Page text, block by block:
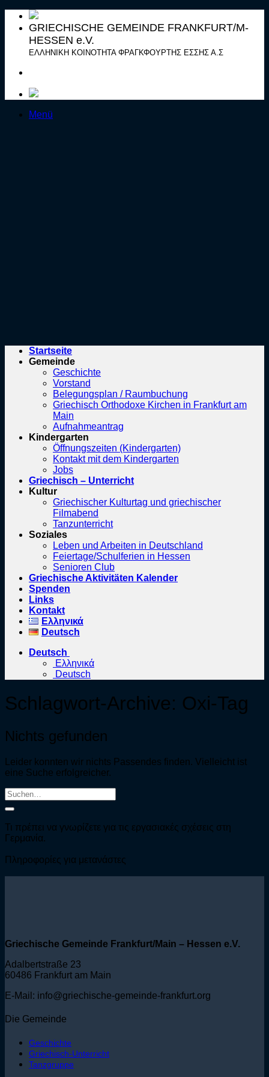
Zum
Inhalt
springen
GRIECHISCHE GEMEINDE FRANKFURT/M-
HESSEN e.V.
ΕΛΛΗΝΙΚΗ ΚΟΙΝΟΤΗΤΑ ΦΡΑΓΚΦΟΥΡΤΗΣ ΕΣΣΗΣ Α.Σ
Menü
Startseite
Gemeinde
Geschichte
Vorstand
Belegungsplan / Raumbuchung
Griechisch Orthodoxe Kirchen in Frankfurt am
Main
Aufnahmeantrag
Kindergarten
Öffnungszeiten (Kindergarten)
Kontakt mit dem Kindergarten
Jobs
Griechisch – Unterricht
Kultur
Griechischer Kulturtag und griechischer
Filmabend
Tanzunterricht
Soziales
Leben und Arbeiten in Deutschland
Feiertage/Schulferien in Hessen
Senioren Club
Griechische Aktivitäten Kalender
Spenden
Links
Kontakt
Ελληνικά
Deutsch
Deutsch
Ελληνικά
Deutsch
Schlagwort-Archive: Oxi-Tag
Nichts gefunden
Leider konnten wir nichts Passendes finden. Vielleicht ist
eine Suche erfolgreicher.
Τι πρέπει να γνωρίζετε για τις εργασιακές σχέσεις στη
Γερμανία.
Πληροφορίες για μετανάστες
Griechische Gemeinde Frankfurt/Main – Hessen e.V.
Adalbertstraße 23
60486 Frankfurt am Main
E-Mail: info@griechische-gemeinde-frankfurt.org
Die Gemeinde
Geschichte
Griechisch-Unterricht
Tanzgruppe